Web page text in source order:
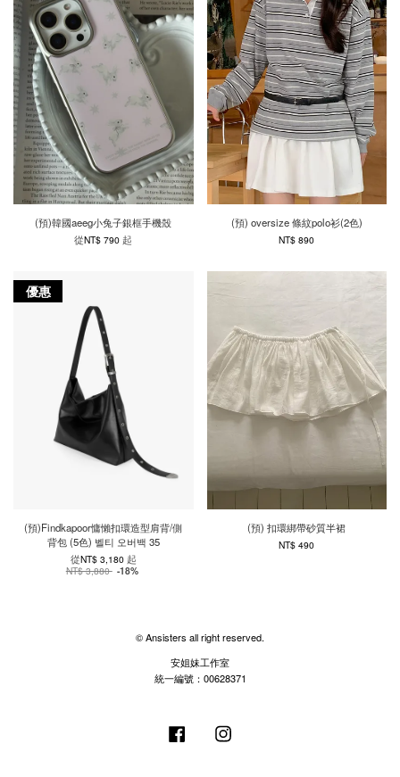
(預)韓國aeeg小兔子銀框手機殼
從NT$ 790起
(預) oversize 條紋polo衫(2色)
NT$ 890
優惠
(預)Findkapoor慵懶扣環造型肩背/側
背包 (5色) 벨티 오버백 35
從NT$ 3,180 起
NT$ 3,880 -18%
(預) 扣環綁帶砂質半裙
NT$ 490
© Ansisters all right reserved.
安姐妹工作室
統一編號：00628371
Facebook